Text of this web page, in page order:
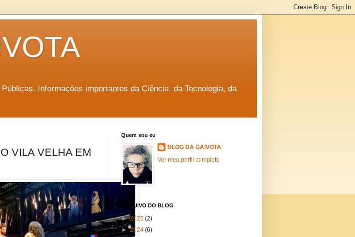
Informações importantes da Ciência, da Tecnologia, da
VILA VELHA EM
Quem sou eu
BLOG DA GAIVOTA
Ver meu perfil completo
ARQUIVO DO BLOG
►2025 (2)
►2024 (6)